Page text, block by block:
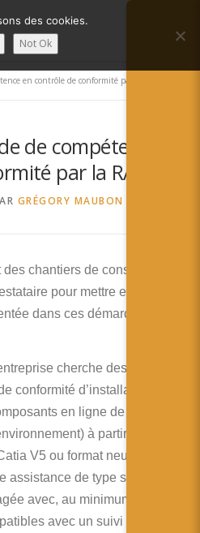
Menu
DE LA RA
文
en contrôle de conformité par la RA
de compétence en
par la RA
GRÉGORY MAUBON
chantiers de construction
pour mettre en place
dans ces démarches
cherche des solutions
conformité d’installations
en ligne de type
à partir des
V5 ou format neutre type
assistance de type suivi de
avec, au minimum, une
avec un suivi qualité
des cookies.
Not Ok